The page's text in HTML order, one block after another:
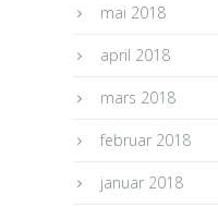
mai 2018
april 2018
mars 2018
februar 2018
januar 2018